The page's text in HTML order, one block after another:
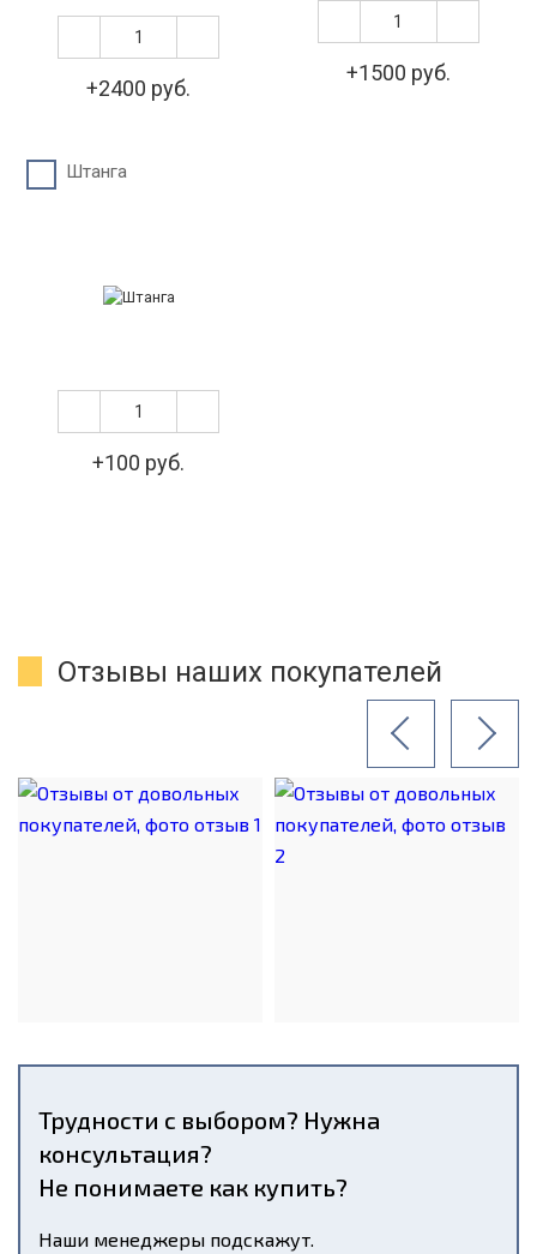
+2400 руб.
+1500 руб.
Штанга
+100 руб.
Отзывы наших покупателей
Трудности с выбором? Нужна
консультация?
Не понимаете как купить?
Наши менеджеры подскажут.